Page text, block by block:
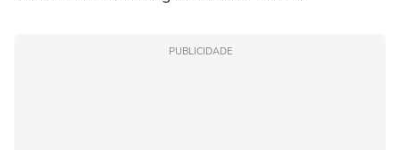
PUBLICIDADE